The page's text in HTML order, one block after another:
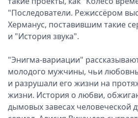
"Последователи. Режиссёром
Херманус, поставившим такие
и "История звука".
"Энигма-вариации"
молодого мужчины, чьи
и разрушали его жизни на
жизни. История о любви,
дымовых завесах человеческой